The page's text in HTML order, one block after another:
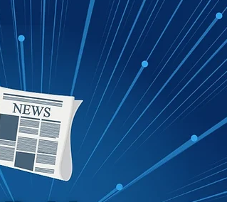
Mercado Digital
Direito Civil
Trabalhista AED
Segurança da Informação